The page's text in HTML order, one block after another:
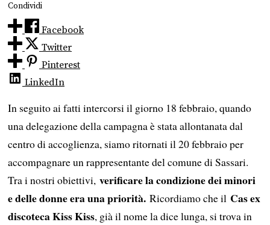
Condividi
Facebook
Twitter
Pinterest
LinkedIn
In seguito ai fatti intercorsi il giorno 18 febbraio, quando
una delegazione della campagna è stata allontanata dal
centro di accoglienza, siamo ritornati il 20 febbraio per
accompagnare un rappresentante del comune di Sassari.
Tra i nostri obiettivi, verificare la condizione dei minori
e delle donne era una priorità. Ricordiamo che il Cas ex
discoteca Kiss Kiss, già il nome la dice lunga, si trova in